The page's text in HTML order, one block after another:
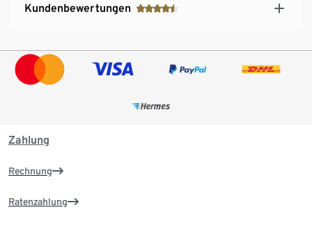
Kundenbewertungen
Zahlung
Rechnung
Ratenzahlung